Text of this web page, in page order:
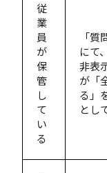
従
業
員
が
保
管
し
て
い
る
「質
にて
非表
が「
る」
とし